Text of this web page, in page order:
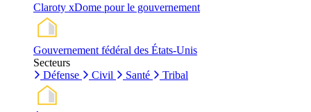
Claroty xDome pour le gouvernement
Gouvernement fédéral des États-Unis
Secteurs
Défense
Civil Santé Tribal